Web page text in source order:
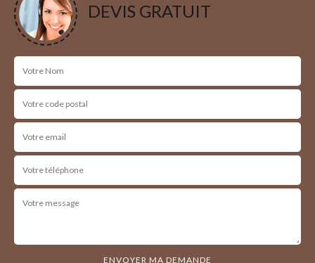
DEVIS GRATUIT